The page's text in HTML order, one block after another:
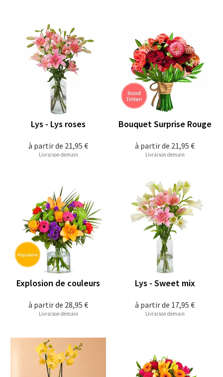
à partir de 21,95 €
Lys - Lys roses
Livraison demain
à partir de 21,95 €
Bouquet Surprise Rouge
Livraison demain
à partir de 28,95 €
Explosion de couleurs
Livraison demain
à partir de 17,95 €
Lys - Sweet mix
Livraison demain